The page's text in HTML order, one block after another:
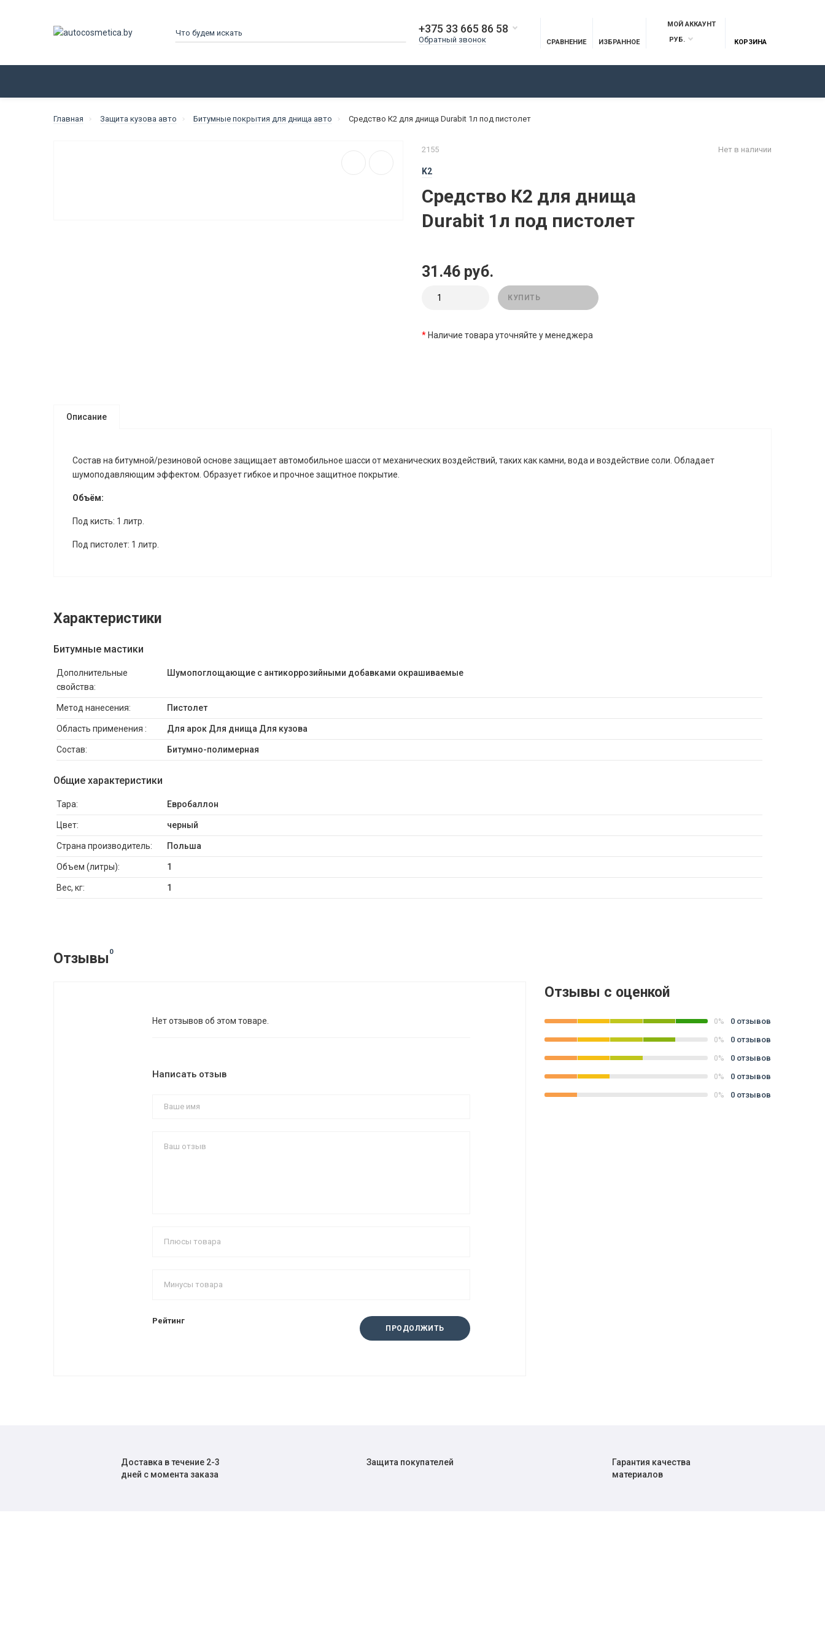
+375 33 665 86 58
Обратный звонок СРАВНЕНИЕ ИЗБРАННОЕ
МОЙ АККАУНТ
РУБ.
КОРЗИНА
Главная Защита кузова авто Битумные покрытия для днища авто Средство К2 для днища Durabit 1л под пистолет
2155
K2
Средство К2 для днища
Durabit 1л под пистолет
Нет в наличии
31.46 руб.
КУПИТЬ
* Наличие товара уточняйте у менеджера
Описание
Состав на битумной/резиновой основе защищает автомобильное шасси от механических воздействий, таких как камни, вода и воздействие соли. Обладает
шумоподавляющим эффектом. Образует гибкое и прочное защитное покрытие.
Объём:
Под кисть: 1 литр.
Под пистолет: 1 литр.
Характеристики
Битумные мастики
Дополнительные
свойства:
Шумопоглощающие с антикоррозийными добавками окрашиваемые
Метод нанесения: Пистолет
Область применения : Для арок Для днища Для кузова
Состав: Битумно-полимерная
Общие характеристики
Тара: Евробаллон
Цвет: черный
Страна производитель: Польша
Объем (литры): 1
Вес, кг: 1
Отзывы 0
Нет отзывов об этом товаре.
Написать отзыв
Рейтинг
ПРОДОЛЖИТЬ
Отзывы с оценкой
0% 0 отзывов
0% 0 отзывов
0% 0 отзывов
0% 0 отзывов
0% 0 отзывов
Доставка в течение 2-3
дней с момента заказа
Защита покупателей
Гарантия качества
материалов